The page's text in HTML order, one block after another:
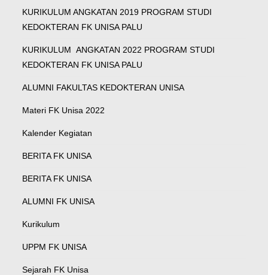
KURIKULUM ANGKATAN 2019 PROGRAM STUDI
KEDOKTERAN FK UNISA PALU
KURIKULUM ANGKATAN 2022 PROGRAM STUDI
KEDOKTERAN FK UNISA PALU
ALUMNI FAKULTAS KEDOKTERAN UNISA
Materi FK Unisa 2022
Kalender Kegiatan
BERITA FK UNISA
BERITA FK UNISA
ALUMNI FK UNISA
Kurikulum
UPPM FK UNISA
Sejarah FK Unisa